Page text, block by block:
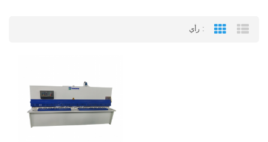
رأي : Grid View